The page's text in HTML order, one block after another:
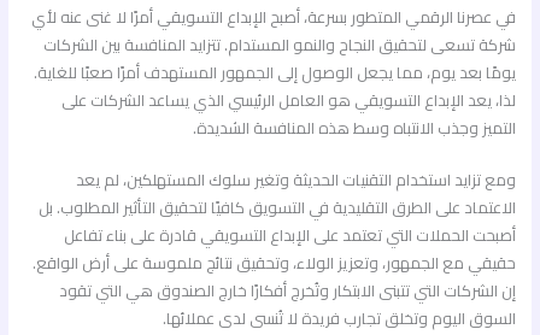
في عصرنا الرقمي المتطور بسرعة، أصبح الإبداع التسويقي أمرًا لا غنى عنه لأي
شركة تسعى لتحقيق النجاح والنمو المستدام. تتزايد المنافسة بين الشركات
يومًا بعد يوم، مما يجعل الوصول إلى الجمهور المستهدف أمرًا صعبًا للغاية.
لذا، يعد الإبداع التسويقي هو العامل الرئيسي الذي يساعد الشركات على
التميز وجذب الانتباه وسط هذه المنافسة الشديدة.
ومع تزايد استخدام التقنيات الحديثة وتغير سلوك المستهلكين، لم يعد
الاعتماد على الطرق التقليدية في التسويق كافيًا لتحقيق التأثير المطلوب. بل
أصبحت الحملات التي تعتمد على الإبداع التسويقي قادرة على بناء تفاعل
حقيقي مع الجمهور، وتعزيز الولاء، وتحقيق نتائج ملموسة على أرض الواقع.
إن الشركات التي تتبنى الابتكار وتُخرج أفكارًا خارج الصندوق هي التي تقود
السوق اليوم وتخلق تجارب فريدة لا تُنسى لدى عملائها.